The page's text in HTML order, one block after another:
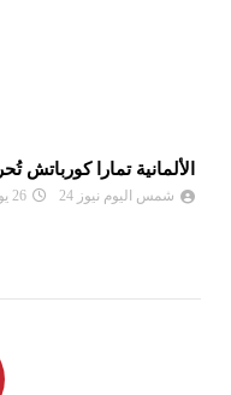
الألمانية تمارا
شمس اليوم نيوز 24 26 يوليو 2026